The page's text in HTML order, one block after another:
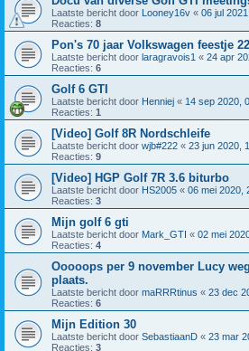
Laatste bericht door Looney16v « 06 jul
Reacties: 8
Pon's 70 jaar Volkswagen feestje
Laatste bericht door laragravois1 « 24 apr
Reacties: 6
Golf 6 GTI
Laatste bericht door Henniej « 14 sep 2020,
Reacties: 1
[Video] Golf 8R Nordschleife
Laatste bericht door wjb#222 « 23 jun 2020,
Reacties: 9
[Video] HGP Golf 7R 3.6 biturbo
Laatste bericht door HS2005 « 06 mei 2020,
Reacties: 3
Mijn golf 6 gti
Laatste bericht door Mark_GTI « 02 mei
Reacties: 4
Ooooops per 9 november Lucy
plaats.
Laatste bericht door maRRRtinus « 23 dec
Reacties: 6
Mijn Edition 30
Laatste bericht door SebastiaanD « 23 mar
Reacties: 3